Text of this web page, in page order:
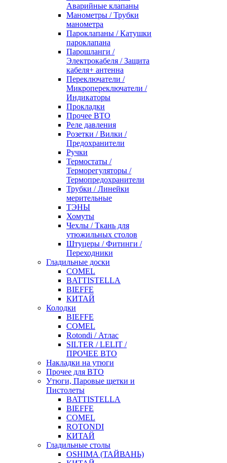
Аварийные клапаны
Манометры / Трубки
манометра
Пароклапаны / Катушки
пароклапана
Парошланги /
Электрокабеля / Защита
кабеля+ антенна
Переключатели /
Микропереключатели /
Индикаторы
Прокладки
Прочее ВТО
Реле давления
Розетки / Вилки /
Предохранители
Ручки
Термостаты /
Терморегуляторы /
Термопредохранители
Трубки / Линейки
мерительные
ТЭНЫ
Хомуты
Чехлы / Ткань для
утюжильных столов
Штуцеры / Фитинги /
Переходники
Гладильные доски
COMEL
BATTISTELLA
BIEFFE
КИТАЙ
Колодки
BIEFFE
COMEL
Rotondi / Атлас
SILTER / LELIT /
ПРОЧЕЕ ВТО
Накладки на утюги
Прочее для ВТО
Утюги, Паровые щетки и
Пистолеты
BATTISTELLA
BIEFFE
COMEL
ROTONDI
КИТАЙ
Гладильные столы
OSHIMA (ТАЙВАНЬ)